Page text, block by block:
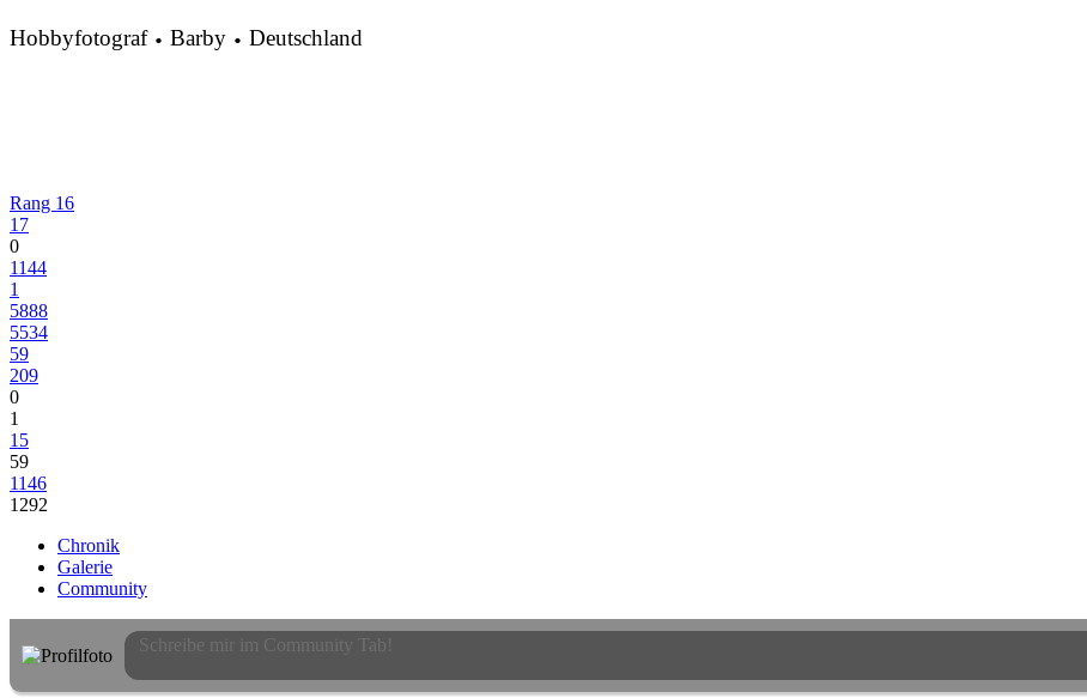
Hobbyfotograf · Barby · Deutschland
Rang 16
17
0
1144
1
5888
5534
59
209
0
1
15
59
1146
1292
Chronik
Galerie
Community
Schreibe mir im Community Tab!